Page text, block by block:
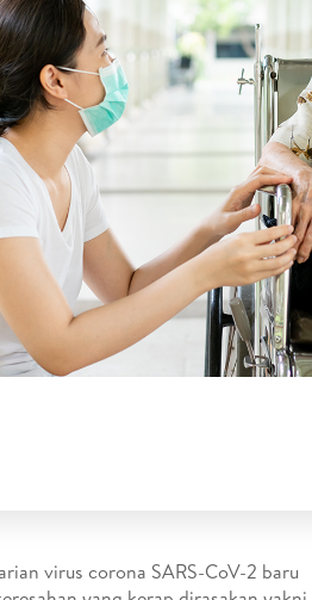
virus corona SARS-CoV-2 baru